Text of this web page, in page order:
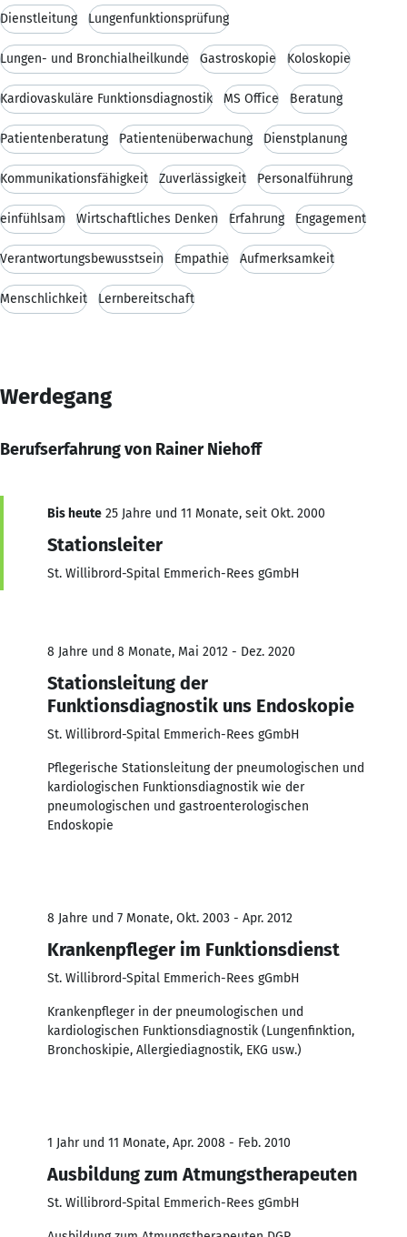
Dienstleitung Lungenfunktionsprüfung
Lungen- und Bronchialheilkunde Gastroskopie Koloskopie
Kardiovaskuläre Funktionsdiagnostik MS Office Beratung
Patientenberatung Patientenüberwachung Dienstplanung
Kommunikationsfähigkeit Zuverlässigkeit Personalführung
einfühlsam Wirtschaftliches Denken Erfahrung Engagement
Verantwortungsbewusstsein Empathie Aufmerksamkeit
Menschlichkeit Lernbereitschaft
Werdegang
Berufserfahrung von Rainer Niehoff
Bis heute 25 Jahre und 11 Monate, seit Okt. 2000
Stationsleiter
St. Willibrord-Spital Emmerich-Rees gGmbH
8 Jahre und 8 Monate, Mai 2012 - Dez. 2020
Stationsleitung der
Funktionsdiagnostik uns Endoskopie
St. Willibrord-Spital Emmerich-Rees gGmbH
Pflegerische Stationsleitung der pneumologischen und
kardiologischen Funktionsdiagnostik wie der
pneumologischen und gastroenterologischen
Endoskopie
8 Jahre und 7 Monate, Okt. 2003 - Apr. 2012
Krankenpfleger im Funktionsdienst
St. Willibrord-Spital Emmerich-Rees gGmbH
Krankenpfleger in der pneumologischen und
kardiologischen Funktionsdiagnostik (Lungenfinktion,
Bronchoskipie, Allergiediagnostik, EKG usw.)
1 Jahr und 11 Monate, Apr. 2008 - Feb. 2010
Ausbildung zum Atmungstherapeuten
St. Willibrord-Spital Emmerich-Rees gGmbH